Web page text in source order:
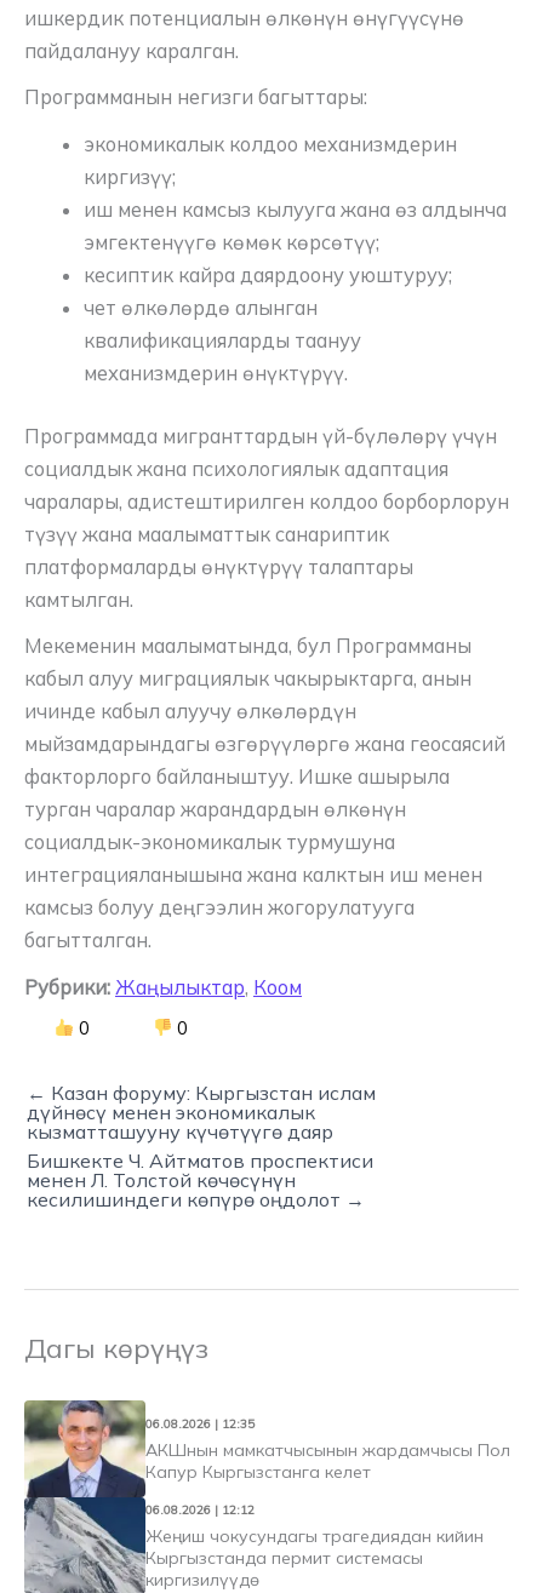
ишкердик потенциалын өлкөнүн өнүгүүсүнө
пайдалануу каралган.
Программанын негизги багыттары:
экономикалык колдоо механизмдерин
киргизүү;
иш менен камсыз кылууга жана өз алдынча
эмгектенүүгө көмөк көрсөтүү;
кесиптик кайра даярдоону уюштуруу;
чет өлкөлөрдө алынган
квалификацияларды таануу
механизмдерин өнүктүрүү.
Программада мигранттардын үй-бүлөлөрү үчүн
социалдык жана психологиялык адаптация
чаралары, адистештирилген колдоо борборлорун
түзүү жана маалыматтык санариптик
платформаларды өнүктүрүү талаптары
камтылган.
Мекеменин маалыматында, бул Программаны
кабыл алуу миграциялык чакырыктарга, анын
ичинде кабыл алуучу өлкөлөрдүн
мыйзамдарындагы өзгөрүүлөргө жана геосаясий
факторлорго байланыштуу. Ишке ашырыла
турган чаралар жарандардын өлкөнүн
социалдык-экономикалык турмушуна
интеграцияланышына жана калктын иш менен
камсыз болуу деңгээлин жогорулатууга
багытталган.
Рубрики: Жаңылыктар, Коом
0 0
← Казан форуму: Кыргызстан ислам
дүйнөсү менен экономикалык
кызматташууну күчөтүүгө даяр
Бишкекте Ч. Айтматов проспектиси
менен Л. Толстой көчөсүнүн
кесилишиндеги көпүрө оңдолот →
Дагы көрүңүз
06.08.2026 | 12:35
АКШнын мамкатчысынын жардамчысы Пол
Капур Кыргызстанга келет
06.08.2026 | 12:12
Жеңиш чокусундагы трагедиядан кийин
Кыргызстанда пермит системасы
киргизилүүдө